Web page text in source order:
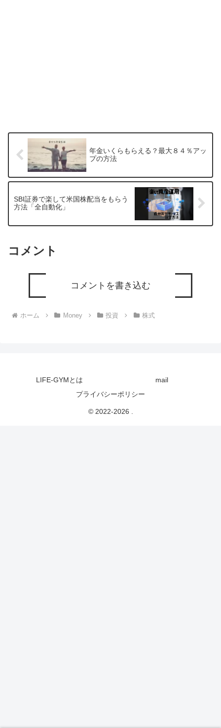
年金いくらもらえる？最大８４％アッ
プの方法
SBI証券で楽して米国株配当をもらう
方法「全自動化」
コメント
コメントを書き込む
ホーム Money 投資 株式
LIFE-GYMとは
mail
プライバシーポリシー
© 2022-2026 .